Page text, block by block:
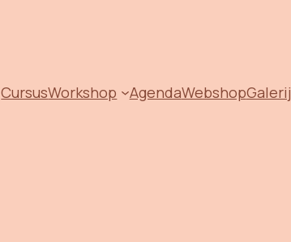
CursusWorkshop AgendaWebshopGalerij